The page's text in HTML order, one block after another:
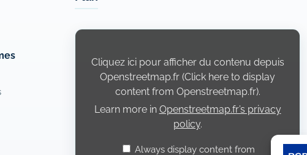
Display
Openstreetmap.fr
Cliquez ici pour afficher du contenu depuis
Openstreetmap.fr (Click here to display
content from Openstreetmap.fr).
Learn more in Openstreetmap.fr’s privacy
policy.
Always display content from